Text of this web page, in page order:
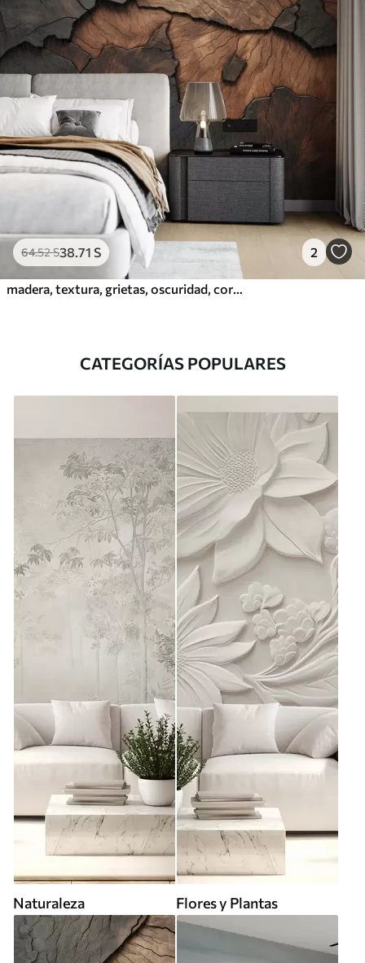
64.52S38.71 S 2
madera, textura, grietas, oscuridad, corteza, superficie
CATEGORÍAS POPULARES
Naturaleza Flores y Plantas